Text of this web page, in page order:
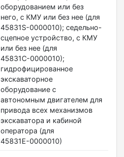
оборудованием или без
него, с КМУ или без нее (для
45831S-0000010); седельно-
сцепное устройство, с КМУ
или без нее (для
45831С-0000010);
гидрофицированное
экскаваторное
оборудование с
автономным двигателем для
привода всех механизмов
экскаватора и кабиной
оператора (для
45831Е-0000010)